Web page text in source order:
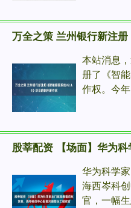
本站消息
册了《智
作权。今
华为科学
海西岑科
官，一幅